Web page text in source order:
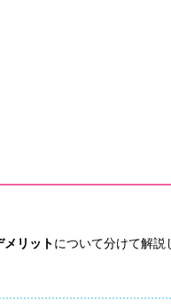
リットについて分けて解説